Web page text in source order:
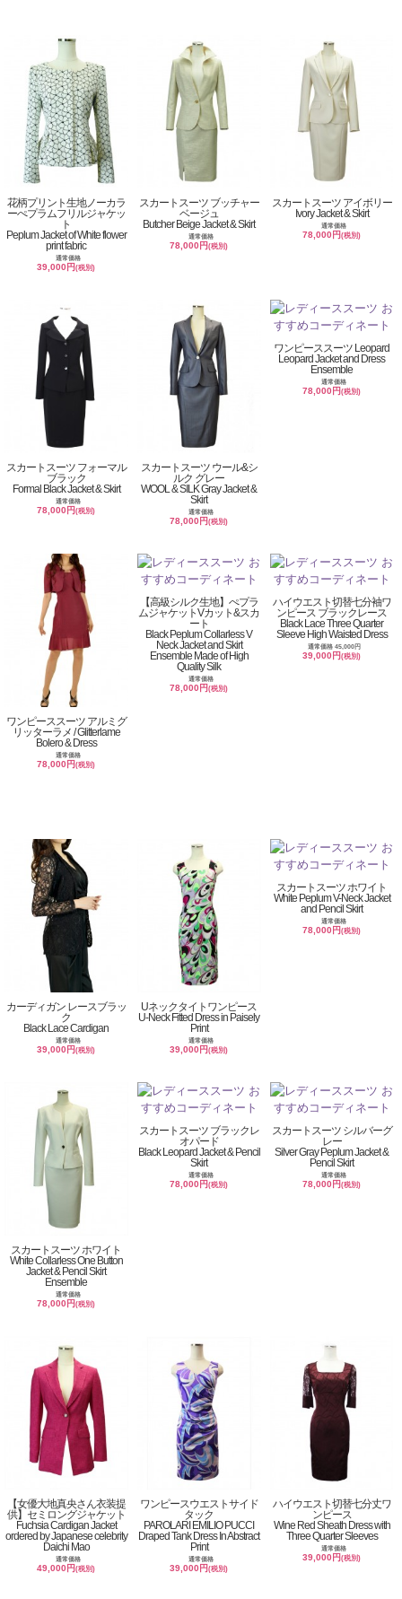
花柄プリント生地ノーカラ
ーぺプラムフリルジャケッ
ト
Peplum Jacket of White flower
print fabric
通常価格
39,000円(税別)
スカートスーツ ブッチャー
ベージュ
Butcher Beige Jacket & Skirt
通常価格
78,000円(税別)
スカートスーツ アイボリー
Ivory Jacket & Skirt
通常価格
78,000円(税別)
スカートスーツ フォーマル
ブラック
Formal Black Jacket & Skirt
通常価格
78,000円(税別)
スカートスーツ ウール&シ
ルク グレー
WOOL & SILK Gray Jacket &
Skirt
通常価格
78,000円(税別)
ワンピーススーツ Leopard
Leopard Jacket and Dress
Ensemble
通常価格
78,000円(税別)
ワンピーススーツ アルミグ
リッターラメ / Glitterlame
Bolero & Dress
通常価格
78,000円(税別)
【高級シルク生地】ぺプラ
ムジャケットVカット&スカ
ート
Black Peplum Collarless V
Neck Jacket and Skirt
Ensemble Made of High
Quality Silk
通常価格
78,000円(税別)
ハイウエスト切替七分袖ワ
ンピース ブラックレース
Black Lace Three Quarter
Sleeve High Waisted Dress
通常価格 45,000円
39,000円(税別)
カーディガン レースブラッ
ク
Black Lace Cardigan
通常価格
39,000円(税別)
Uネックタイトワンピース
U-Neck Fitted Dress in Paisely
Print
通常価格
39,000円(税別)
スカートスーツ ホワイト
White Peplum V-Neck Jacket
and Pencil Skirt
通常価格
78,000円(税別)
スカートスーツ ホワイト
White Collarless One Button
Jacket & Pencil Skirt
Ensemble
通常価格
78,000円(税別)
スカートスーツ ブラックレ
オパード
Black Leopard Jacket & Pencil
Skirt
通常価格
78,000円(税別)
スカートスーツ シルバーグ
レー
Silver Gray Peplum Jacket &
Pencil Skirt
通常価格
78,000円(税別)
【女優大地真央さん衣装提
供】セミロングジャケット
Fuchsia Cardigan Jacket
ordered by Japanese celebrity
Daichi Mao
通常価格
49,000円(税別)
ワンピースウエストサイド
タック
PAROLARI EMILIO PUCCI
Draped Tank Dress In Abstract
Print
通常価格
39,000円(税別)
ハイウエスト切替七分丈ワ
ンピース
Wine Red Sheath Dress with
Three Quarter Sleeves
通常価格
39,000円(税別)